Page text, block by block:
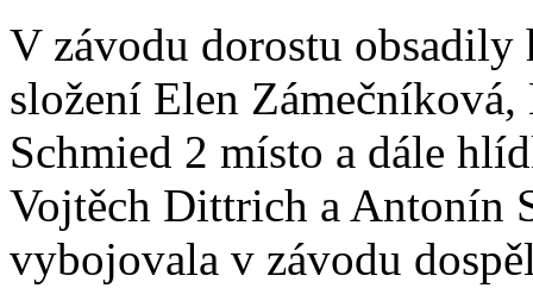
V závodu dorostu
složení Elen Zámečníková,
Schmied 2 místo a dále
Vojtěch Dittrich a Antonín
vybojovala v závodu